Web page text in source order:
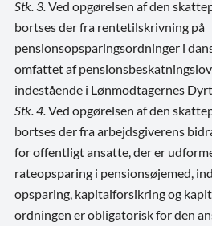
Stk. 3. Ved opgørelsen af den
bortses der fra rentetilskrivning på
pensionsopsparingsordninger i
omfattet af
indestående i Lønmodtagernes
Stk. 4. Ved opgørelsen af den
bortses der fra arbejdsgiverens
for offentligt ansatte, der er
rateopsparing i pensionsøjemed,
opsparing, kapitalforsikring og
ordningen er obligatorisk for den